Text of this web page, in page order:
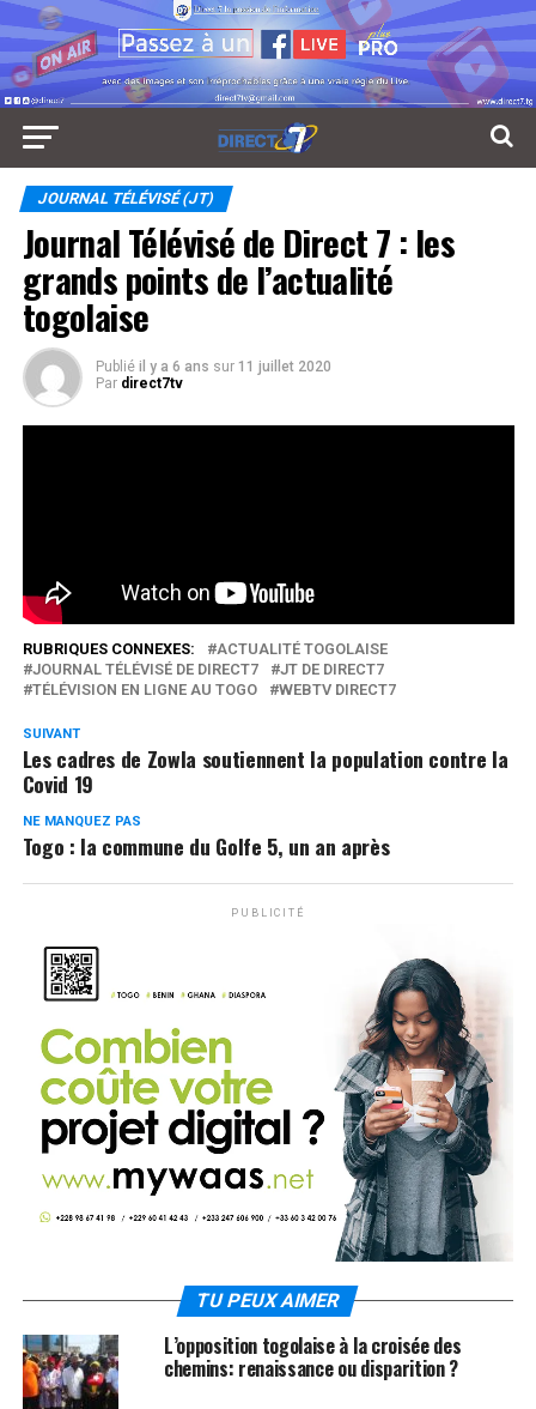
JOURNAL TÉLÉVISÉ (JT)
Journal Télévisé de Direct 7 : les
grands points de l’actualité
togolaise
Publié il y a 6 ans sur 11 juillet 2020
Par direct7tv
RUBRIQUES CONNEXES:
ACTUALITÉ TOGOLAISE
JOURNAL TÉLÉVISÉ DE DIRECT7
JT DE DIRECT7
TÉLÉVISION EN LIGNE AU TOGO
WEBTV DIRECT7
SUIVANT
Les cadres de Zowla soutiennent la population contre la
Covid 19
NE MANQUEZ PAS
Togo : la commune du Golfe 5, un an après
PUBLICITÉ
TU PEUX AIMER
L’opposition togolaise à la croisée des
chemins: renaissance ou disparition ?